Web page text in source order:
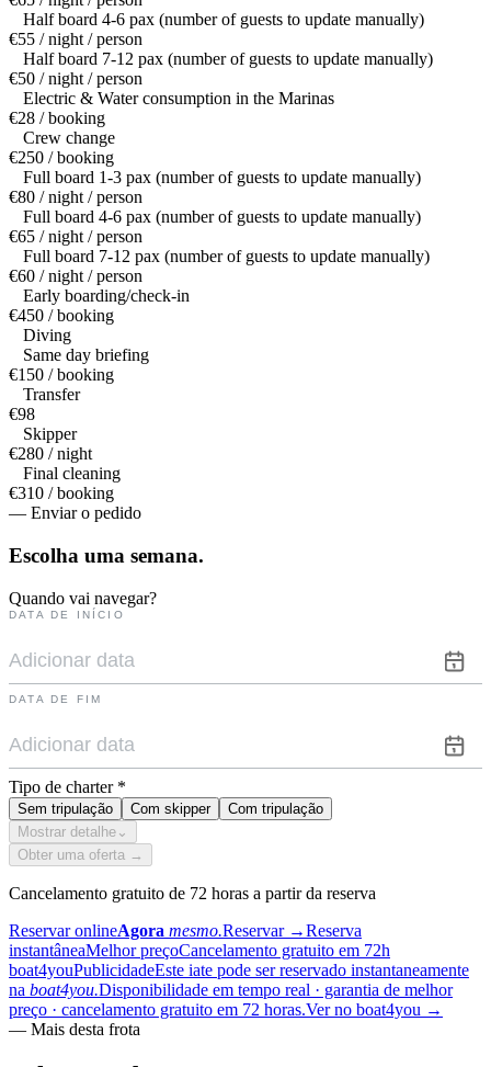
Half board 4-6 pax (number of guests to update manually)
€55 / night / person
Half board 7-12 pax (number of guests to update manually)
€50 / night / person
Electric & Water consumption in the Marinas
€28 / booking
Crew change
€250 / booking
Full board 1-3 pax (number of guests to update manually)
€80 / night / person
Full board 4-6 pax (number of guests to update manually)
€65 / night / person
Full board 7-12 pax (number of guests to update manually)
€60 / night / person
Early boarding/check-in
€450 / booking
Diving
Same day briefing
€150 / booking
Transfer
€98
Skipper
€280 / night
Final cleaning
€310 / booking
— Enviar o pedido
Escolha uma semana.
Quando vai navegar?
DATA DE INÍCIO
DATA DE FIM
Tipo de charter *
Sem tripulação Com skipper
Com tripulação
Mostrar detalhe ⌄
Obter uma oferta →
Cancelamento gratuito de 72 horas a partir da reserva
Reservar onlineAgora mesmo.Reservar →Reserva
instantâneaMelhor preçoCancelamento gratuito em 72h
boat4youPublicidadeEste iate pode ser reservado instantaneamente
na boat4you.Disponibilidade em tempo real · garantia de melhor
preço · cancelamento gratuito em 72 horas.Ver no boat4you →
— Mais desta frota